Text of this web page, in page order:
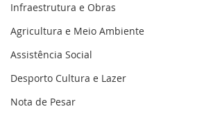
Infraestrutura e Obras
Agricultura e Meio Ambiente
Assistência Social
Desporto Cultura e Lazer
Nota de Pesar